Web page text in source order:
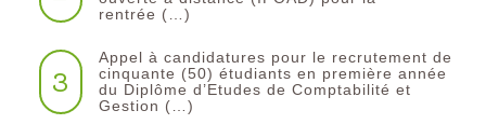
rentrée (…)
3
Appel à candidatures pour le recrutement de
cinquante (50) étudiants en première année
du Diplôme d’Etudes de Comptabilité et
Gestion (…)